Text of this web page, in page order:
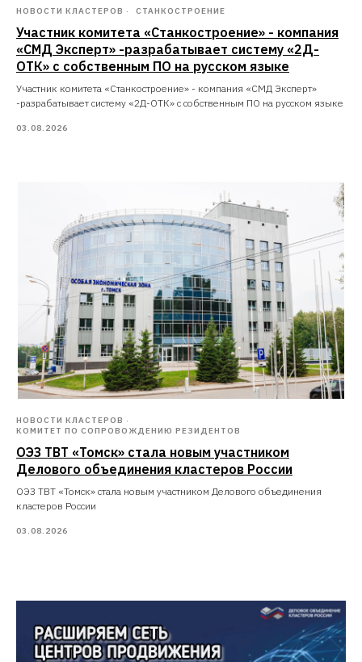
НОВОСТИ КЛАСТЕРОВ СТАНКОСТРОЕНИЕ
Участник комитета «Станкостроение» - компания
«СМД Эксперт» -разрабатывает систему «2Д-
ОТК» с собственным ПО на русском языке
Участник комитета «Станкостроение» - компания «СМД Эксперт»
-разрабатывает систему «2Д-ОТК» с собственным ПО на русском языке
03.08.2026
НОВОСТИ КЛАСТЕРОВ
КОМИТЕТ ПО СОПРОВОЖДЕНИЮ РЕЗИДЕНТОВ
ОЭЗ ТВТ «Томск» стала новым участником
Делового объединения кластеров России
ОЭЗ ТВТ «Томск» стала новым участником Делового объединения
кластеров России
03.08.2026